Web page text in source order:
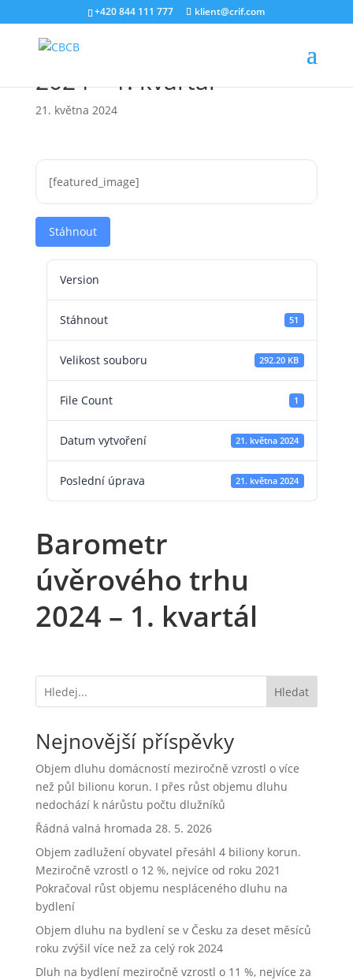
+420 844 111 777 klient@crif.com
Barometr úvěrového trhu
2024 – 1. kvartál
21. května 2024
[featured_image]
Stáhnout
Version
Stáhnout 51
Velikost souboru 292.20 KB
File Count 1
Datum vytvoření 21. května 2024
Poslední úprava 21. května 2024
Barometr
úvěrového trhu
2024 – 1. kvartál
Hledat
Nejnovější příspěvky
Objem dluhu domácností meziročně vzrostl o více
než půl bilionu korun. I přes růst objemu dluhu
nedochází k nárůstu počtu dlužníků
Řádná valná hromada 28. 5. 2026
Objem zadlužení obyvatel přesáhl 4 biliony korun.
Meziročně vzrostl o 12 %, nejvíce od roku 2021
Pokračoval růst objemu nespláceného dluhu na
bydlení
Objem dluhu na bydlení se v Česku za deset měsíců
roku zvýšil více než za celý rok 2024
Dluh na bydlení meziročně vzrostl o 11 %, nejvíce za